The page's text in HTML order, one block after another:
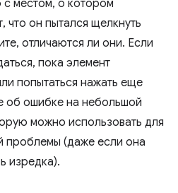
с местом, о котором
он пытался щелкнуть
отличаются ли они. Если
пока элемент
попытаться нажать еще
об ошибке на небольшой
можно использовать для
проблемы (даже если она
изредка).